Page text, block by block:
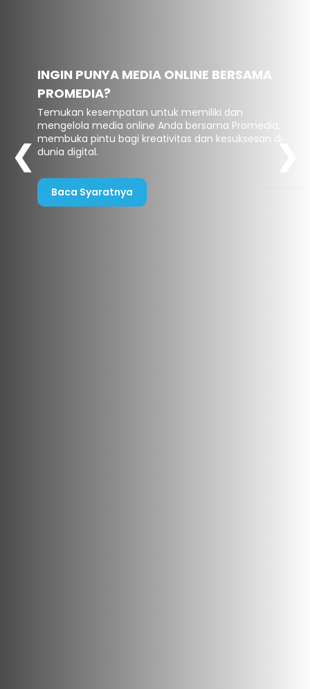
INGIN PUNYA MEDIA ONLINE BERSAMA
PROMEDIA?
Temukan kesempatan untuk memiliki dan
mengelola media online Anda bersama Promedia,
membuka pintu bagi kreativitas dan kesuksesan di
dunia digital.
Baca Syaratnya
❮